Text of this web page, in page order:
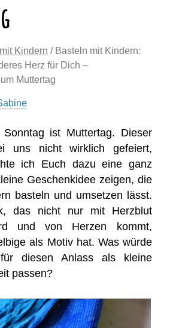
Kindern / Basteln mit Kindern:
Herz für Dich –
Muttertag
ist Muttertag. Dieser
uns nicht wirklich gefeiert,
ich Euch dazu eine ganz
Geschenkidee zeigen, die
basteln und umsetzen lässt.
das nicht nur mit Herzblut
und von Herzen kommt,
als Motiv hat. Was würde
diesen Anlass als kleine
passen?